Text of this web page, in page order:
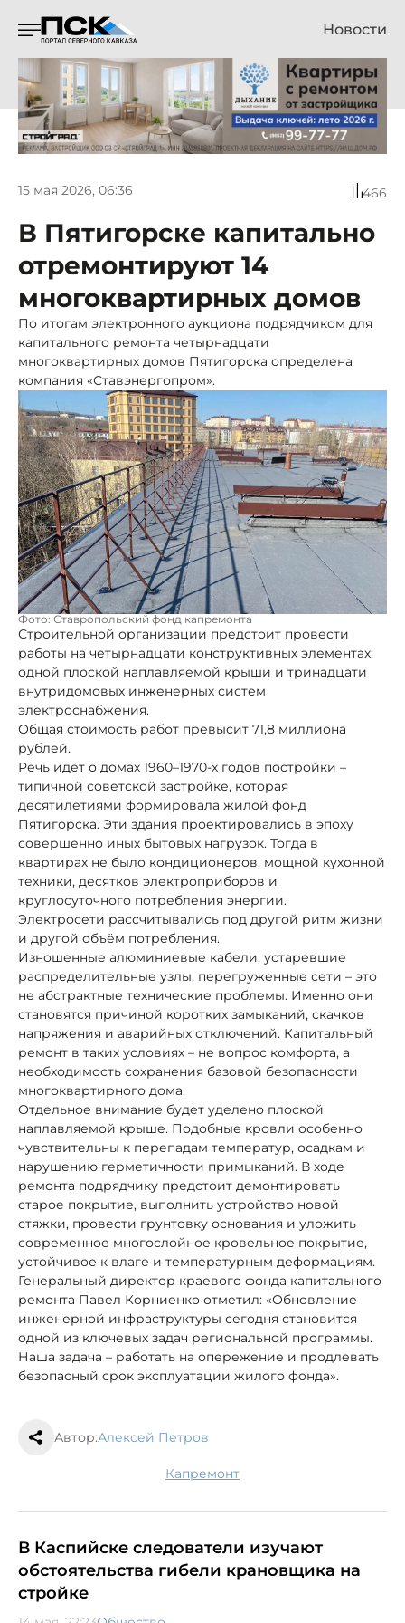
Новости
15 мая 2026, 06:36 466
В Пятигорске капитально
отремонтируют 14
многоквартирных домов
По итогам электронного аукциона подрядчиком для
капитального ремонта четырнадцати
многоквартирных домов Пятигорска определена
компания «Ставэнергопром».
Фото: Ставропольский фонд капремонта
Строительной организации предстоит провести
работы на четырнадцати конструктивных элементах:
одной плоской наплавляемой крыши и тринадцати
внутридомовых инженерных систем
электроснабжения.
Общая стоимость работ превысит 71,8 миллиона
рублей.
Речь идёт о домах 1960–1970-х годов постройки –
типичной советской застройке, которая
десятилетиями формировала жилой фонд
Пятигорска. Эти здания проектировались в эпоху
совершенно иных бытовых нагрузок. Тогда в
квартирах не было кондиционеров, мощной кухонной
техники, десятков электроприборов и
круглосуточного потребления энергии.
Электросети рассчитывались под другой ритм жизни
и другой объём потребления.
Изношенные алюминиевые кабели, устаревшие
распределительные узлы, перегруженные сети – это
не абстрактные технические проблемы. Именно они
становятся причиной коротких замыканий, скачков
напряжения и аварийных отключений. Капитальный
ремонт в таких условиях – не вопрос комфорта, а
необходимость сохранения базовой безопасности
многоквартирного дома.
Отдельное внимание будет уделено плоской
наплавляемой крыше. Подобные кровли особенно
чувствительны к перепадам температур, осадкам и
нарушению герметичности примыканий. В ходе
ремонта подрядчику предстоит демонтировать
старое покрытие, выполнить устройство новой
стяжки, провести грунтовку основания и уложить
современное многослойное кровельное покрытие,
устойчивое к влаге и температурным деформациям.
Генеральный директор краевого фонда капитального
ремонта Павел Корниенко отметил: «Обновление
инженерной инфраструктуры сегодня становится
одной из ключевых задач региональной программы.
Наша задача – работать на опережение и продлевать
безопасный срок эксплуатации жилого фонда».
Автор:Алексей Петров
капремонт
В Каспийске следователи изучают
обстоятельства гибели крановщика на
стройке